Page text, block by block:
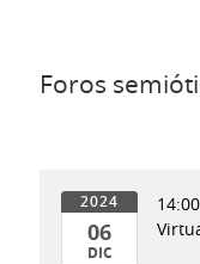
Foros
2024
06
DIC
14:00